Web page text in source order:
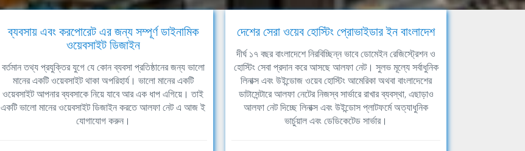
ব্যবসায় এবং করপোরেট এর জন্য সম্পূর্ণ ডাইনামিক
ওয়েবসাইট ডিজাইন
বর্তমান তথ্য প্রযুক্তির যুগে যে কোন ব্যবসা প্রতিষ্ঠানের জন্য ভালো
মানের একটি ওয়েবসাইট থাকা অপরিহার্য। ভালো মানের একটি
ওয়েবসাইট আপনার ব্যবসাকে নিয়ে যাবে আর এক ধাপ এগিয়ে। তাই
একটি ভালো মানের ওয়েবসাইট ডিজাইন করতে আলফা নেট এ আজ ই
যোগাযোগ করুন।
দেশের সেরা ওয়েব হোস্টিং প্রোভাইডার ইন বাংলাদেশ
দীর্ঘ ১৭ বছর বাংলাদেশে নিরবিচ্ছিন্ন ভাবে ডোমেইন রেজিস্ট্রেশন ও
হোস্টিং সেবা প্রদান করে আসছে আলফা নেট। সুলভ মূল্যে সর্বাধুনিক
লিনাক্স এবং উইন্ডোজ ওয়েব হোস্টিং আমেরিকা অথবা বাংলাদেশের
ডাটাসেন্টারে আলফা নেটের নিজস্ব সার্ভারে রাখার ব্যবস্থা, এছাড়াও
আলফা নেট দিচ্ছে লিনাক্স এবং উইন্ডোস প্লাটফর্মে অত্যাধুনিক
ভার্চুয়াল এবং ডেডিকেটেড সার্ভার।